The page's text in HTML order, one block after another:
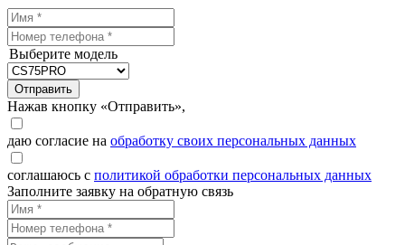
Выберите модель
Отправить
Нажав кнопку «Отправить»,
даю согласие на обработку своих персональных данных
соглашаюсь с политикой обработки персональных данных
Заполните заявку на обратную связь